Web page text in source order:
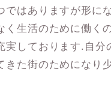
ではありますが形に
く生活のために働く
実しております.自分
きた街のためになり